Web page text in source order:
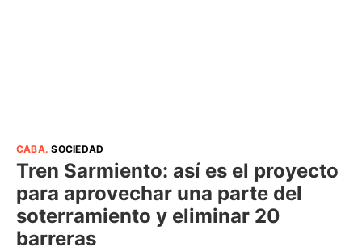
CABA.SOCIEDAD
Tren Sarmiento: así es el proyecto
para aprovechar una parte del
soterramiento y eliminar 20
barreras